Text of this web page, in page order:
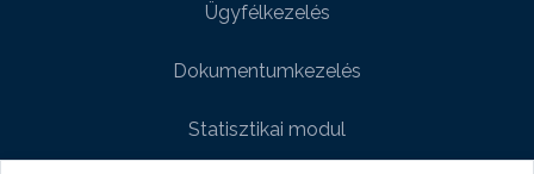
Ügyfélkezelés
Dokumentumkezelés
Statisztikai modul